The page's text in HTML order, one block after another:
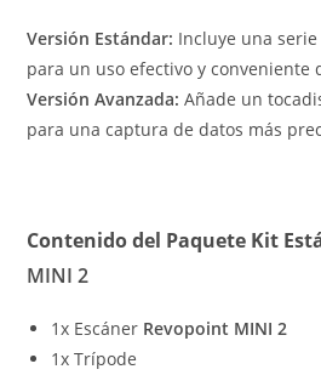
Versión Estándar: Incluye una
para un uso efectivo y conveniente
Versión Avanzada: Añade un
para una captura de datos más
Contenido del Paquete Kit
MINI 2
1x Escáner Revopoint MINI 2
1x Trípode